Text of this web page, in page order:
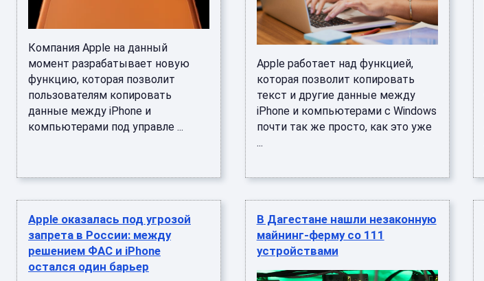
Компания Apple на данный
момент разрабатывает новую
функцию, которая позволит
пользователям копировать
данные между iPhone и
компьютерами под управле ...
Apple работает над функцией,
которая позволит копировать
текст и другие данные между
iPhone и компьютерами с Windows
почти так же просто, как это уже
...
Apple оказалась под угрозой
запрета в России: между
решением ФАС и iPhone
остался один барьер
В Дагестане нашли незаконную
майнинг-ферму со 111
устройствами